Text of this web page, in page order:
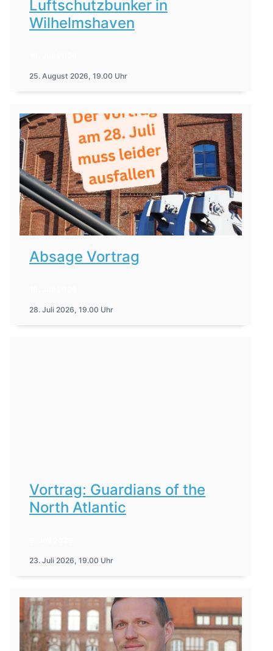
Luftschutzbunker in
Wilhelmshaven
25. August 2026, 19.00 Uhr
Absage Vortrag
28. Juli 2026, 19.00 Uhr
Vortrag: Guardians of the
North Atlantic
23. Juli 2026, 19.00 Uhr